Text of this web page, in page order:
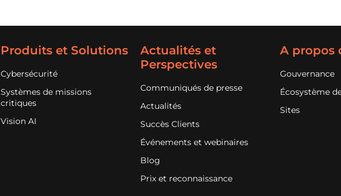
Produits et Solutions
Cybersécurité
Systèmes de missions
critiques
Vision AI
Actualités et
Perspectives
Communiqués de presse
Actualités
Succès Clients
Événements et webinaires
Blog
Prix et reconnaissance
A propos
Gouvernance
Écosystème
Sites